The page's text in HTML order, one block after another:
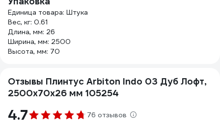
Единица товара: Штука
Вес, кг: 0.61
Длина, мм: 26
Ширина, мм: 2500
Высота, мм: 70
Отзывы Плинтус Arbiton Indo 03 Дуб Лофт,
2500x70x26 мм 105254
4.7 76 отзывов